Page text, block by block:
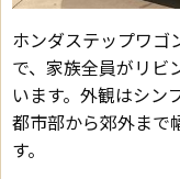
ホンダステップワゴ
で、家族全員がリビ
います。外観はシン
都市部から郊外まで
す。